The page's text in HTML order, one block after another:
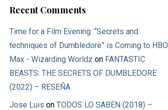
Recent Comments
Time for a Film Evening: “Secrets and
techniques of Dumbledore” is Coming to HBO
Max - Wizarding Worldz on FANTASTIC
BEASTS: THE SECRETS OF DUMBLEDORE
(2022) – RESEÑA
Jose Luis on TODOS LO SABEN (2018) –